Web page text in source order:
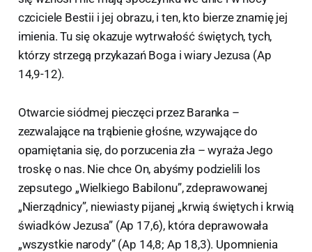
czciciele Bestii i jej obrazu, i ten, kto bierze znamię jej
imienia. Tu się okazuje wytrwałość świętych, tych,
którzy strzegą przykazań Boga i wiary Jezusa (Ap
14,9-12).
Otwarcie siódmej pieczęci przez Baranka –
zezwalające na trąbienie głośne, wzywające do
opamiętania się, do porzucenia zła – wyraża Jego
troskę o nas. Nie chce On, abyśmy podzielili los
zepsutego „Wielkiego Babilonu”, zdeprawowanej
„Nierządnicy”, niewiasty pijanej „krwią świętych i krwią
świadków Jezusa” (Ap 17,6), która deprawowała
„wszystkie narody” (Ap 14,8; Ap 18,3). Upomnienia